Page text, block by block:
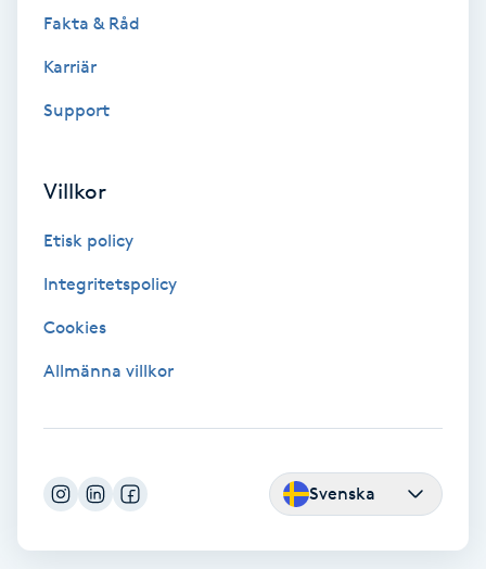
LPG
Luggklippning
Fakta & Råd
Karriär
Support
Villkor
Etisk policy
Integritetspolicy
Cookies
Allmänna villkor
Svenska